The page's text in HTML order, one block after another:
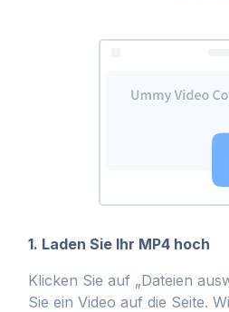
1. Laden Sie Ihr MP4 hoch
Klicken Sie auf „Dateien
Sie ein Video auf die Seite.